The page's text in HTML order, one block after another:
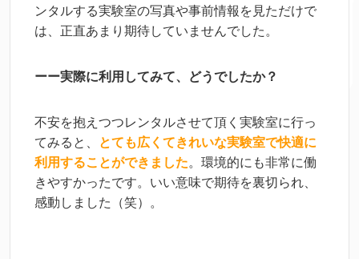
ンタルする実験室の写真や事前情報 を見ただけで
は、正直あまり期待していませんでした。
ーー実際に利用してみて、どうでしたか？
不安を抱えつつレンタルさせて頂く実験室に行っ
てみると、
とても広くてきれいな実験室で快適に
利用することができました。環境的にも非常に働
きやすかったです。いい意味で期待を裏切られ、
感動しました（笑）。